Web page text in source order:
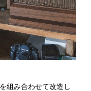
組み合わせて改造し